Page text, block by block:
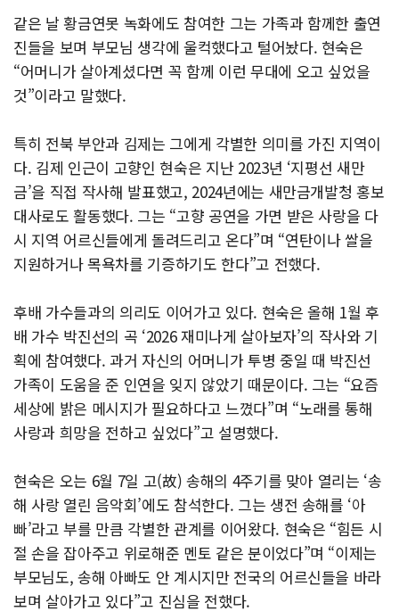
같은 날 황금연못 녹화에도 참여한 그는 가족과 함께한 출연
진들을 보며 부모님 생각에 울컥했다고 털어놨다. 현숙은
“어머니가 살아계셨다면 꼭 함께 이런 무대에 오고 싶었을
것”이라고 말했다.
특히 전북 부안과 김제는 그에게 각별한 의미를 가진 지역이
다. 김제 인근이 고향인 현숙은 지난 2023년 ‘지평선 새만
금’을 직접 작사해 발표했고, 2024년에는 새만금개발청 홍보
대사로도 활동했다. 그는 “고향 공연을 가면 받은 사랑을 다
시 지역 어르신들에게 돌려드리고 온다”며 “연탄이나 쌀을
지원하거나 목욕차를 기증하기도 한다”고 전했다.
후배 가수들과의 의리도 이어가고 있다. 현숙은 올해 1월 후
배 가수 박진선의 곡 ‘2026 재미나게 살아보자’의 작사와 기
획에 참여했다. 과거 자신의 어머니가 투병 중일 때 박진선
가족이 도움을 준 인연을 잊지 않았기 때문이다. 그는 “요즘
세상에 밝은 메시지가 필요하다고 느꼈다”며 “노래를 통해
사랑과 희망을 전하고 싶었다”고 설명했다.
현숙은 오는 6월 7일 고(故) 송해의 4주기를 맞아 열리는 ‘송
해 사랑 열린 음악회’에도 참석한다. 그는 생전 송해를 ‘아
빠’라고 부를 만큼 각별한 관계를 이어왔다. 현숙은 “힘든 시
절 손을 잡아주고 위로해준 멘토 같은 분이었다”며 “이제는
부모님도, 송해 아빠도 안 계시지만 전국의 어르신들을 바라
보며 살아가고 있다”고 진심을 전했다.